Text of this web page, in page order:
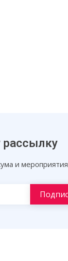
рассылку
и мероприятия